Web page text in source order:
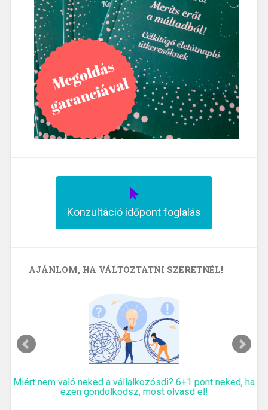
Konzultáció időpont foglalás
AJÁNLOM, HA VÁLTOZTATNI SZERETNÉL!
Miért nem való neked a vállalkozósdi? 6+1 pont neked, ha
ezen gondolkodsz, most olvasd el!